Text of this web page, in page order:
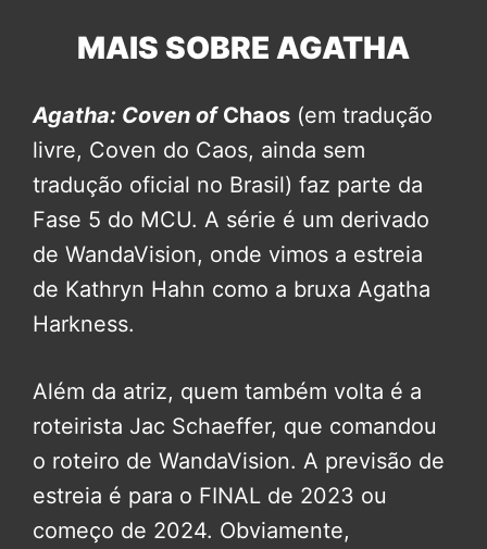
MAIS SOBRE AGATHA
Agatha: Coven ofChaos (em tradução
livre, Coven do Caos, ainda sem
tradução oficial no Brasil) faz parte da
Fase 5 do MCU. A série é um derivado
de WandaVision, onde vimos a estreia
de Kathryn Hahn como a bruxa Agatha
Harkness.
Além da atriz, quem também volta é a
roteirista Jac Schaeffer, que comandou
o roteiro de WandaVision. A previsão de
estreia é para o FINAL de 2023 ou
começo de 2024. Obviamente,